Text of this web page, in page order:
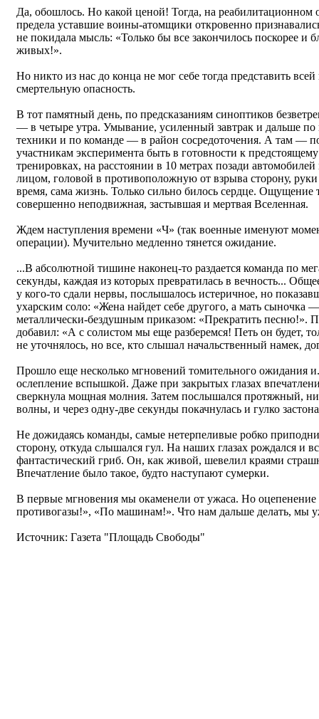
Да, обошлось. Но какой ценой! Тогда, на
предела уставшие воины-атомщики откровенно
не покидала мысль: «Только бы все закончилось поскорее и
живых!».
Но никто из нас до конца не мог себе тогда представить
смертельную опасность.
В тот памятный день, по предсказаниям синоптиков
— в четыре утра. Умывание, усиленный завтрак и дальше
техники и по команде — в район сосредоточения. А там —
участникам эксперимента быть в готовности к
тренировках, на расстоянии в 10 метрах позади
лицом, головой в противоположную от взрыва сторону, руки
время, сама жизнь. Только сильно билось сердце. Ощущение
совершенно неподвижная, застывшая и мертвая Вселенная.
Ждем наступления времени «Ч» (так военные именуют
операции). Мучительно медленно тянется ожидание.
...В абсолютной тишине наконец-то раздается команда по
секунды, каждая из которых превратилась в вечность...
у кого-то сдали нервы, послышалось истеричное, но
ухарским соло: «Жена найдет себе другого, а мать сыночка
металлически-бездушным приказом: «Прекратить песню!».
добавил: «А с солистом мы еще разберемся! Петь он будет,
не уточнялось, но все, кто слышал начальственный намек,
Прошло еще несколько мгновений томительного
ослепление вспышкой. Даже при закрытых глазах
сверкнула мощная молния. Затем послышался протяжный,
волны, и через одну-две секунды покачнулась и гулко
Не дожидаясь команды, самые нетерпеливые робко
сторону, откуда слышался гул. На наших глазах рождался и
фантастический гриб. Он, как живой, шевелил краями
Впечатление было такое, будто наступают сумерки.
В первые мгновения мы окаменели от ужаса. Но
противогазы!», «По машинам!». Что нам дальше делать, мы
Источник: Газета "Площадь Свободы"